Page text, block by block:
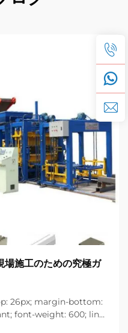
場施工のための究極ガ
26px; margin-bottom:
font-weight: 600; line-